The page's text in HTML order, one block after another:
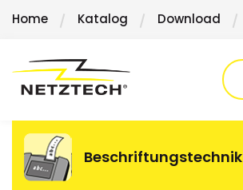
Direkt
Home Katalog Download
Beschriftungstechnik